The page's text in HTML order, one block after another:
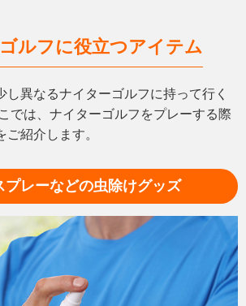
ルフに役立つアイテム
し異なるナイターゴルフに持って行く
では、ナイターゴルフをプレーする際
紹介します。
プレーなどの虫除けグッズ